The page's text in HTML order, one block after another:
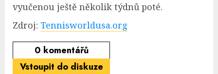
vyučenou ještě několik týdnů poté.
Zdroj: Tennisworldusa.org
0 komentářů
Vstoupit do diskuze